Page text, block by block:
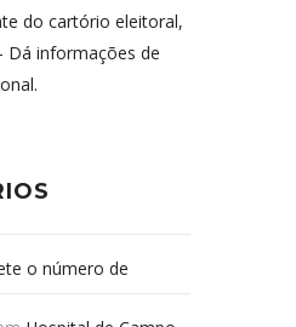
do cartório eleitoral,
Dá informações de
o número de